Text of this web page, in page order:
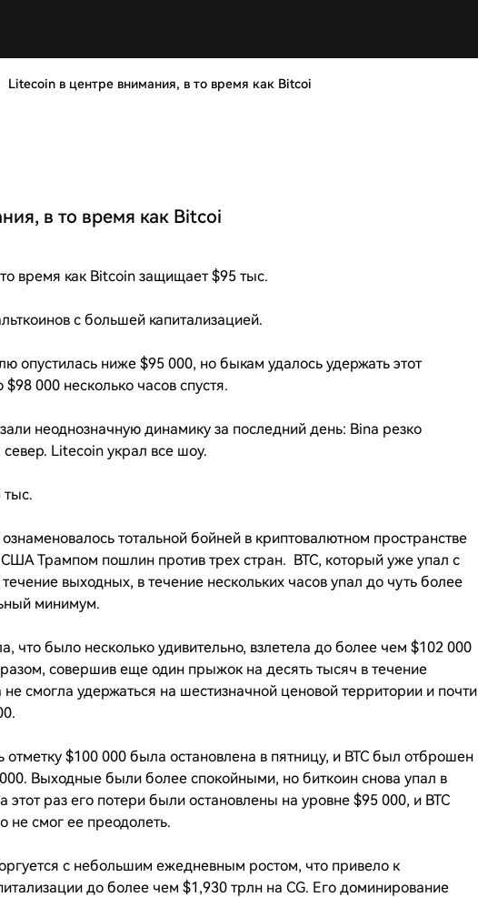
Litecoin в центре внимания, в то время как Bitcoi
в то время как Bitcoi
время как Bitcoin защищает $95 тыс.
с большей капитализацией.
опустилась ниже $95 000, но быкам удалось удержать этот
000 несколько часов спустя.
неоднозначную динамику за последний день: Bina резко
север. Litecoin украл все шоу.
тыс.
тотальной бойней в криптовалютном пространстве
Трампом пошлин против трех стран. BTC, который уже упал с
выходных, в течение нескольких часов упал до чуть более
минимум.
что было несколько удивительно, взлетела до более чем $102 000
совершив еще один прыжок на десять тысяч в течение
смогла удержаться на шестизначной ценовой территории и почти
$100 000 была остановлена ​​в пятницу, и BTC был отброшен
Выходные были более спокойными, но биткоин снова упал в
раз его потери были остановлены на уровне $95 000, и BTC
не смог ее преодолеть.
с небольшим ежедневным ростом, что привело к
до более чем $1,930 трлн на CG. Его доминирование